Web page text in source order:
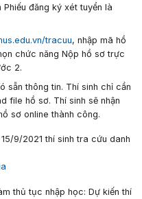
đăng ký xét tuyển là
tracuu, nhập mã hồ
chức năng Nộp hồ sơ trực
2.
sẵn thông tin. Thí sinh chỉ cần
file hồ sơ. Thí sinh sẽ nhận
sơ online thành công.
9/2021thí sinh tra cứu danh
thủ tục nhập học: Dự kiến thí